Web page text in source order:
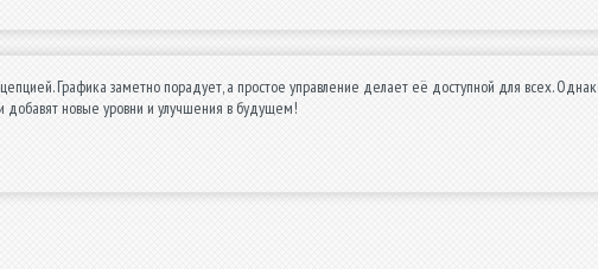
Графика заметно порадует, а простое управление делает её доступной для всех.
добавят новые уровни и улучшения в будущем!